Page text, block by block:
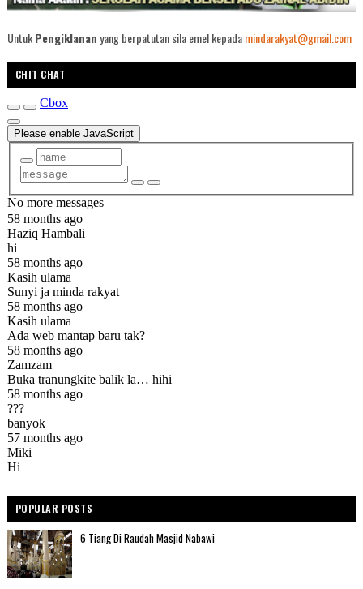
UntukPengiklananyang berpatutan sila emel kepadamindarakyat@gmail.com
CHIT CHAT
POPULAR POSTS
6 Tiang Di Raudah Masjid Nabawi